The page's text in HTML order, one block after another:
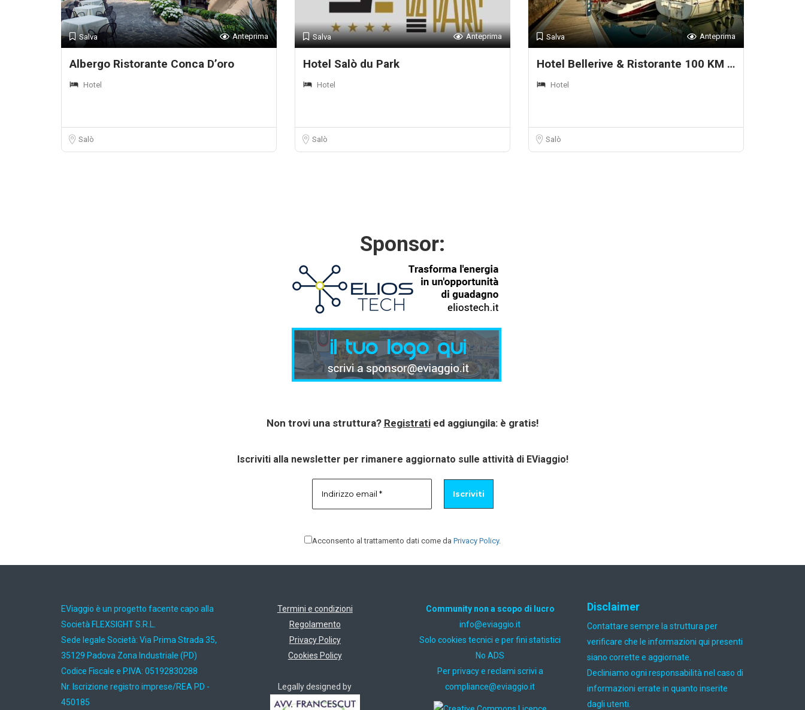
Salva Anteprima
Albergo Ristorante Conca D’oro
Hotel
Salò
Salva Anteprima
Hotel Salò du Park
Hotel
Salò
Salva Anteprima
Hotel Bellerive & Ristorante 100 KM
Hotel
Salò
Sponsor:
Non trovi una struttura? Registratied aggiungila: è gratis!
Iscriviti alla newsletter per rimanere aggiornato sulle attività di EViaggio!
Acconsento al trattamento dati come da Privacy Policy.
EViaggio è un progetto facente capo alla
Società FLEXSIGHT S.R.L.
Sede legale Società: Via Prima Strada 35,
35129 Padova Zona Industriale (PD)
Codice Fiscale e P.IVA: 05192830288
Nr. Iscrizione registro imprese/REA PD -
450185
Termini e condizioni
Regolamento
Privacy Policy
Cookies Policy
Legally designed by
Community non a scopo di lucro
ti.oiggaive@ofni
Solo cookies tecnici e per fini statistici
No ADS
Per privacy e reclami scrivi a
ti.oiggaive@ecnailpmoc
Disclaimer
Contattare sempre la struttura per
verificare che le informazioni qui presenti
siano corrette e aggiornate.
Decliniamo ogni responsabilità nel caso di
informazioni errate in quanto inserite
dagli utenti.